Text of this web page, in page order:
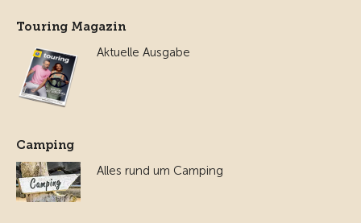
Touring Magazin
Aktuelle Ausgabe
Camping
Alles rund um Camping